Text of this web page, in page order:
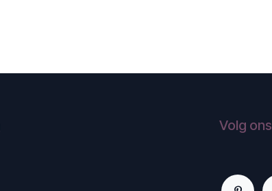
Volg ons